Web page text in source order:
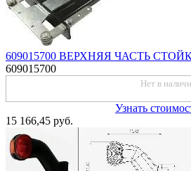
609015700 ВЕРХНЯЯ ЧАСТЬ
609015700
Нет в
Узнать
15 166,45 руб.